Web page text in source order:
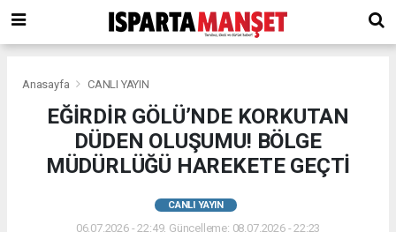
Anasayfa CANLI YAYIN
EĞİRDİR GÖLÜ’NDE KORKUTAN
DÜDEN OLUŞUMU! BÖLGE
MÜDÜRLÜĞÜ HAREKETE GEÇTİ
CANLI YAYIN
06.07.2026 - 22:49, Güncelleme: 08.07.2026 - 22:23